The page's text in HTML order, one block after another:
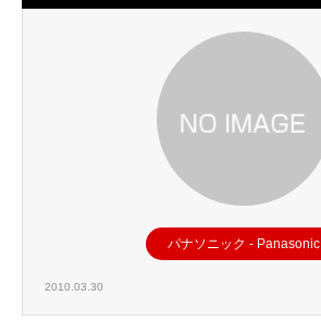
パナソニック - Panasonic
2010.03.30